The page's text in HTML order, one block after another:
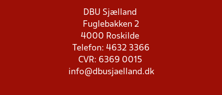
DBU Sjælland
Fuglebakken 2
4000 Roskilde
Telefon: 4632 3366
CVR: 6369 0015
info@dbusjaelland.dk